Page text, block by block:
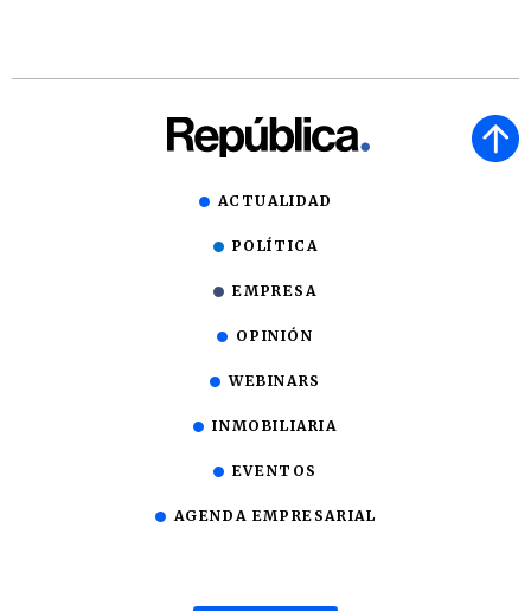
ACTUALIDAD
POLÍTICA
EMPRESA
OPINIÓN
WEBINARS
INMOBILIARIA
EVENTOS
AGENDA EMPRESARIAL